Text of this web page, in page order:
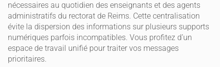
nécessaires au quotidien des enseignants et des agents
administratifs du rectorat de Reims. Cette centralisation
évite la dispersion des informations sur plusieurs supports
numériques parfois incompatibles. Vous profitez d’un
espace de travail unifié pour traiter vos messages
prioritaires.